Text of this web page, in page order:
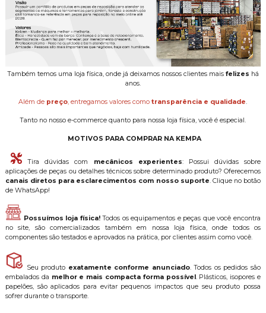
Também temos uma loja física, onde já deixamos nossos clientes mais felizes há
anos.
Além de preço, entregamos valores comotransparência e qualidade.
Tanto no nosso e-commerce quanto para nossa loja física, você é especial.
MOTIVOS PARA COMPRAR NA KEMPA
Tira dúvidas com mecânicos experientes: Possui dúvidas sobre
aplicações de peças ou detalhes técnicos sobre determinado produto? Oferecemos
canais diretos para esclarecimentos com nosso suporte. Clique no botão
de WhatsApp!
Possuímos loja física!Todos os equipamentos e peças que você encontra
no site, são comercializados também em nossa loja física, onde todos os
componentes são testados e aprovados na prática, por clientes assim como você.
Seu produto exatamente conforme anunciado. Todos os pedidos são
embalados da melhor e mais compacta forma possível . Plásticos, isopores e
papelões, são aplicados para evitar pequenos impactos que seu produto possa
sofrer durante o transporte.